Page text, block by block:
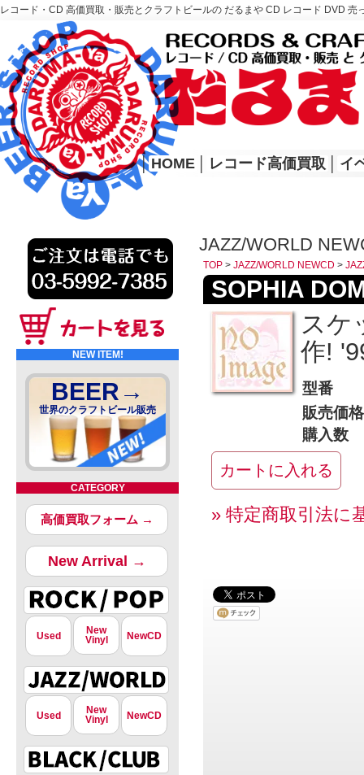
レコード・CD 高価買取・販売とクラフトビールの だるまや CD レコード DVD
レコード高価買取はこちら
HOME
│ HOME レコード高価買取 イ
NEW ITEM!
BEER→
世界のクラフトビール販売
CATEGORY
高価買取フォーム →
New Arrival →
Used
New
Vinyl
NewCD
Used
New
Vinyl
NewCD
JAZZ/WORLD
TOP > JAZZ/WORLD NEWCD >
SOPHIA
スケ
作!
型番
販売価格
購入数
» 特定商取引法に